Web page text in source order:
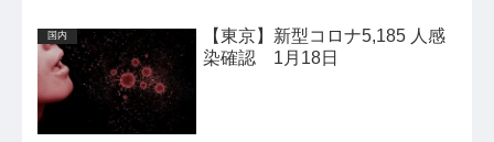
国内
【東京】新型コロナ5,185 人感
染確認 1月18日